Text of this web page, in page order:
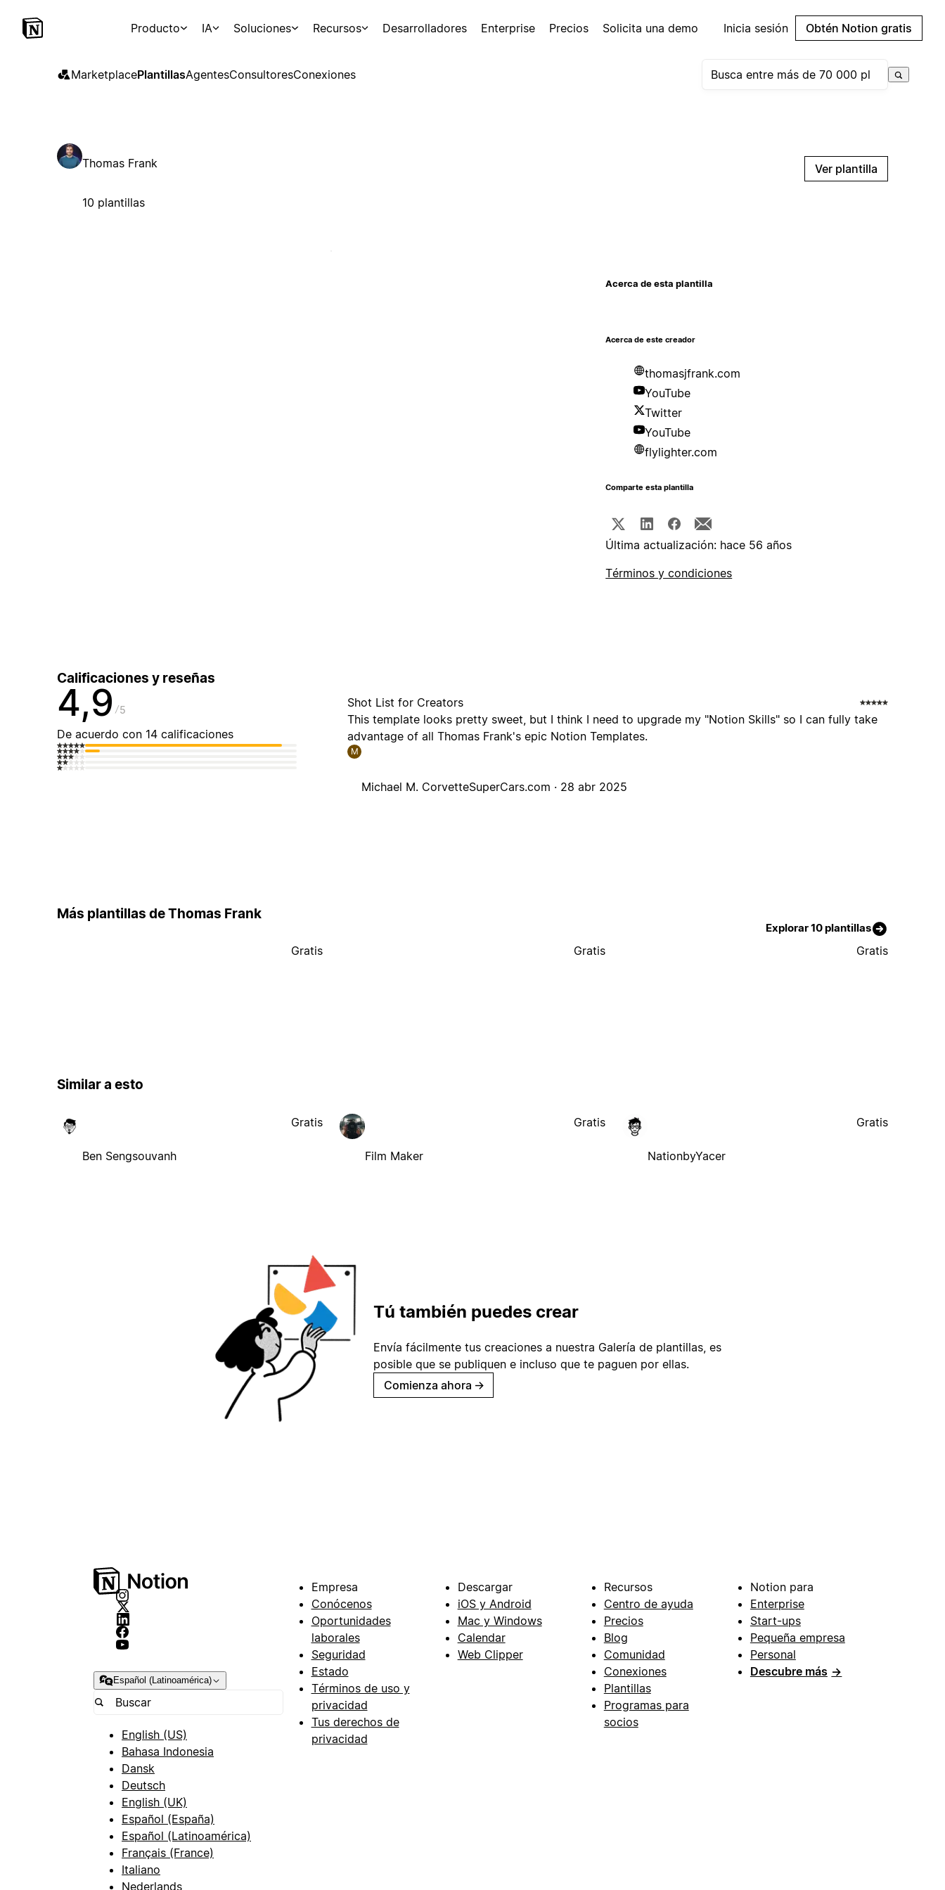
Producto IA Soluciones Recursos Desarrolladores Enterprise Precios Solicita una demo Inicia sesión Obtén Notion gratis
MarketplacePlantillasAgentesConsultoresConexiones
Thomas Frank
10 plantillas
Ver plantilla
Acerca de esta plantilla
Acerca de este creador
thomasjfrank.com
YouTube
Twitter
YouTube
flylighter.com
Comparte esta plantilla
Última actualización: hace 56 años
Términos y condiciones
Calificaciones y reseñas
4,9 5
De acuerdo con 14 calificaciones
Shot List for Creators
This template looks pretty sweet, but I think I need to upgrade my "Notion Skills" so I can fully take
advantage of all Thomas Frank's epic Notion Templates.
M
Michael M. CorvetteSuperCars.com · 28 abr 2025
Más plantillas de Thomas Frank
Explorar 10 plantillas
Gratis Gratis Gratis
Similar a esto
Ben Sengsouvanh
Gratis
Film Maker
Gratis
NationbyYacer
Gratis
Tú también puedes crear
Envía fácilmente tus creaciones a nuestra Galería de plantillas, es
posible que se publiquen e incluso que te paguen por ellas.
Comienza ahora →
Español (Latinoamérica)
English (US)
Bahasa Indonesia
Dansk
Deutsch
English (UK)
Español (España)
Español (Latinoamérica)
Français (France)
Italiano
Nederlands
Empresa
Conócenos
Oportunidades
laborales
Seguridad
Estado
Términos de uso y
privacidad
Tus derechos de
privacidad
Descargar
iOS y Android
Mac y Windows
Calendar
Web Clipper
Recursos
Centro de ayuda
Precios
Blog
Comunidad
Conexiones
Plantillas
Programas para
socios
Notion para
Enterprise
Start-ups
Pequeña empresa
Personal
Descubre más →